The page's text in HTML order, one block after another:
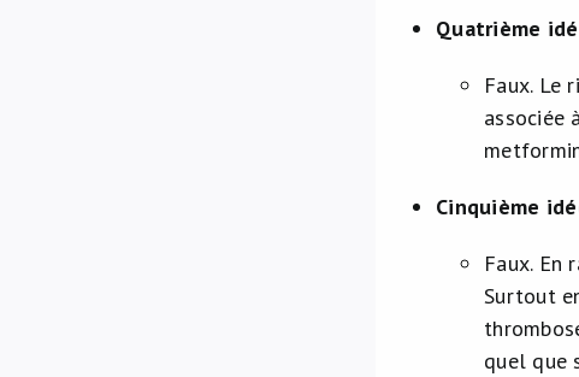
Quatrième
Faux. Le
associée
Cinquième
Faux. En
Surtout
quel que